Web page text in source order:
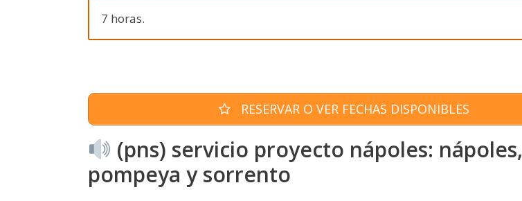
7 horas.
RESERVAR O VER FECHAS DISPONIBLES
(pns) servicio proyecto nápoles: nápoles,
pompeya y sorrento